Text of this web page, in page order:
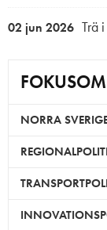
02 jun 2026 Trä
NORRA